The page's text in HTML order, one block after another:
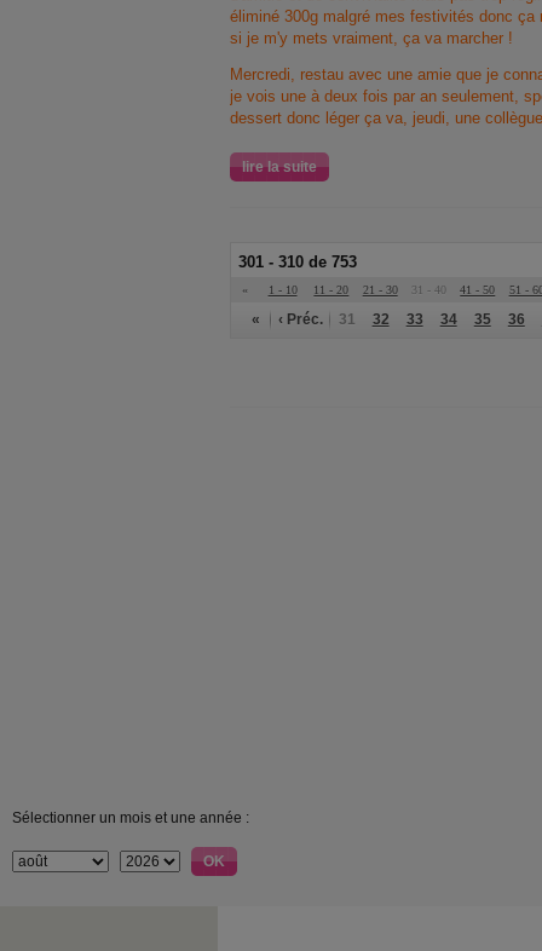
éliminé 300g malgré mes festivités donc
si je m'y mets vraiment, ça va marcher !
Mercredi, restau avec une amie que je
je vois une à deux fois par an seulement,
dessert donc léger ça va, jeudi, une
lire la suite
301 - 310 de 753
« 1 - 10 11 - 20 21 - 30 31 - 40 41 - 50 51 -
« ‹ Préc. 31 32 33 34 35 36
Sélectionner un mois et une année :